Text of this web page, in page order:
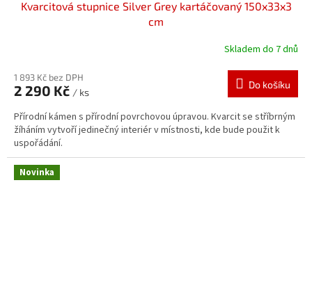
Kvarcitová stupnice Silver Grey kartáčovaný 150x33x3
cm
Skladem do 7 dnů
1 893 Kč bez DPH
2 290 Kč / ks
Do košíku
Přírodní kámen s přírodní povrchovou úpravou. Kvarcit se stříbrným
žíháním vytvoří jedinečný interiér v místnosti, kde bude použit k
uspořádání.
Novinka